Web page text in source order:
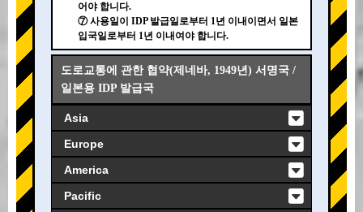
어야 합니다.
⑦ 사용일이 IDP 발급일로부터 1년 이내이면서 일본
입국일로부터 1년 이내여야 합니다.
도로교통에 관한 협약(제네바, 1949년) 서명국 /
일본용 IDP 발급국
Asia
Europe
America
Pacific